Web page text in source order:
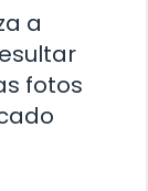
a
fotos